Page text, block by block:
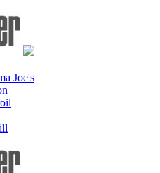
Joe's